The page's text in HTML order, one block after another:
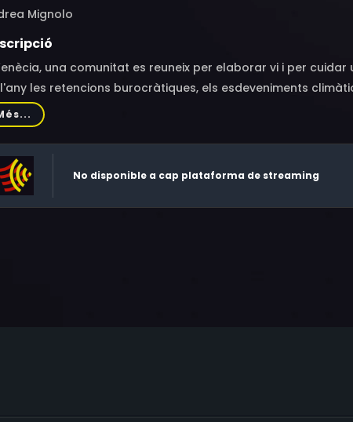
Mignolo
una comunitat es reuneix per elaborar vi i per
les retencions burocràtiques, els esdeveniments
i tot la seva pròpia existència.
No disponible a cap plataforma de streaming